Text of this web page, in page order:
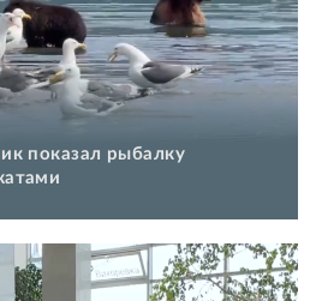
показал рыбалку